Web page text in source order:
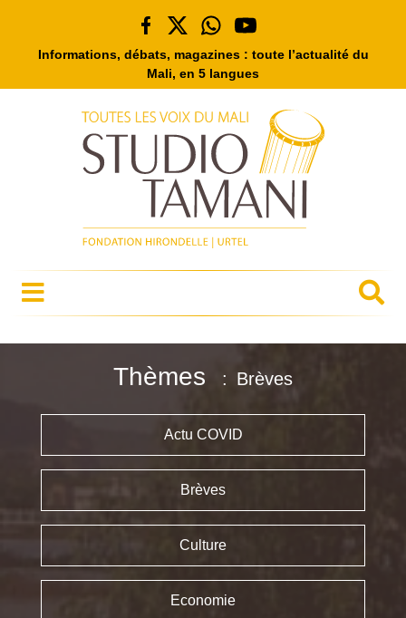
Informations, débats, magazines : toute l’actualité du
Mali, en 5 langues
Thèmes Brèves
Actu COVID
Brèves
Culture
Economie